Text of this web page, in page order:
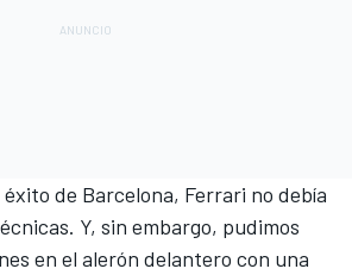
de Barcelona, Ferrari no debía
Y, sin embargo, pudimos
en el alerón delantero con una